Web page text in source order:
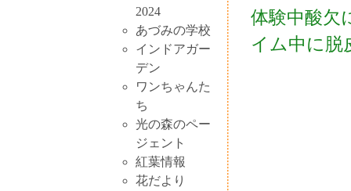
2024
あづみの学校
インドアガー
デン
ワンちゃんた
ち
光の森のペー
ジェント
紅葉情報
花だより
体験中酸欠
イム中に脱